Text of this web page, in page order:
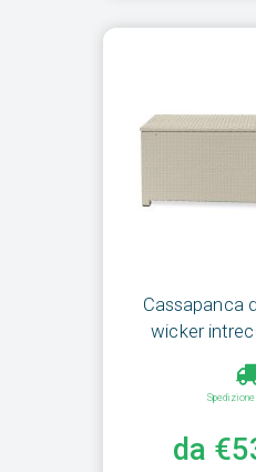
Cassapanca
wicker
da